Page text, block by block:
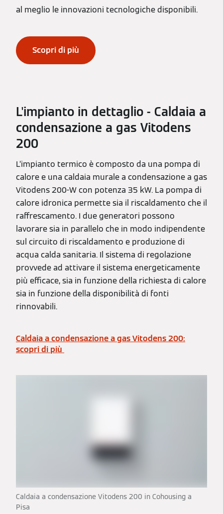
al meglio le innovazioni tecnologiche disponibili.
Scopri di più
L'impianto in dettaglio - Caldaia a
condensazione a gas Vitodens
200
L’impianto termico è composto da una pompa di
calore e una caldaia murale a condensazione a gas
Vitodens 200-W con potenza 35 kW. La pompa di
calore idronica permette sia il riscaldamento che il
raffrescamento. I due generatori possono
lavorare sia in parallelo che in modo indipendente
sul circuito di riscaldamento e produzione di
acqua calda sanitaria. Il sistema di regolazione
provvede ad attivare il sistema energeticamente
più efficace, sia in funzione della richiesta di calore
sia in funzione della disponibilità di fonti
rinnovabili.
Caldaia a condensazione a gas Vitodens 200:
scopri di più
Caldaia a condensazione Vitodens 200 in Cohousing a
Pisa